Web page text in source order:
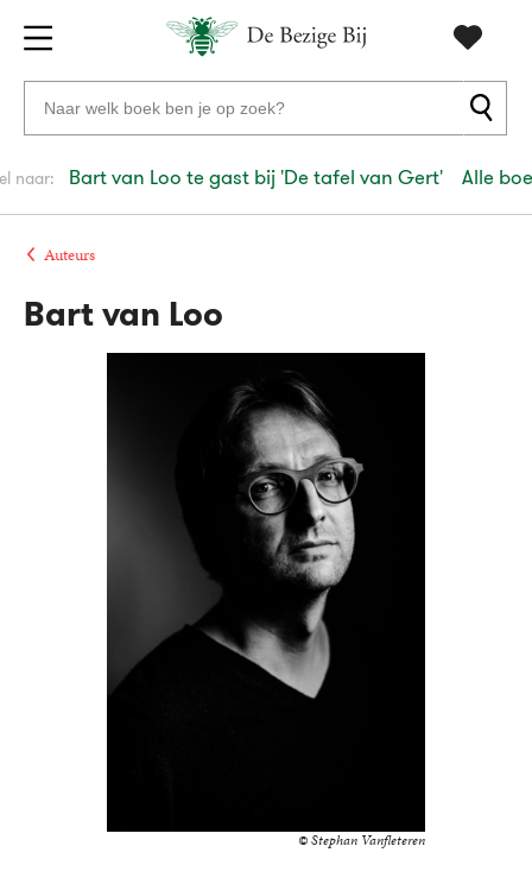
Gratis
verzending
vanaf
20
euro
Voor
23:59
volgendein
Veilig
Zoeken
naar
auteurs
en
uitgevers
naar: Bart van Loo te gast bij 'De tafel van Gert' Alle
Auteurs
Bart van Loo
© Stephan Vanfleteren